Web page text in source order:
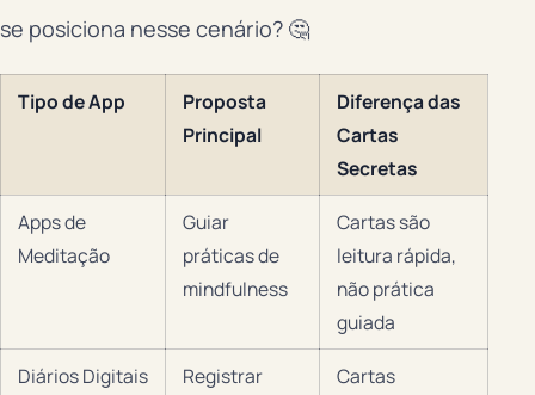
se posiciona nesse cenário? 🤔
Tipo de App
Proposta
Principal
Diferença das
Cartas
Secretas
Apps de
Meditação
Guiar
práticas de
mindfulness
Cartas são
leitura rápida,
não prática
guiada
Diários Digitais
Registrar
Cartas